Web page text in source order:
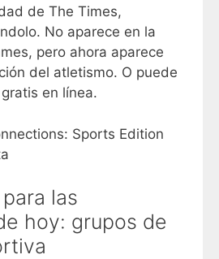
de The Times,
No aparece en la
pero ahora aparece
del atletismo. O puede
en línea.
Sports Edition
las
hoy: grupos de